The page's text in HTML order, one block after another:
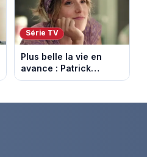
Série TV
Plus belle la vie en
avance : Patrick
victime d’un malaise.
2026 (spoiler)